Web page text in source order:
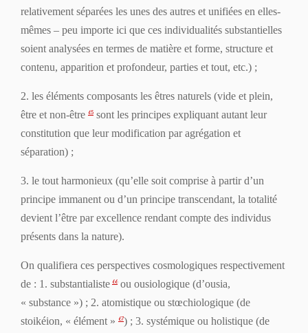
relativement séparées les unes des autres et unifiées en elles-
mêmes – peu importe ici que ces individualités substantielles
soient analysées en termes de matière et forme, structure et
contenu, apparition et profondeur, parties et tout, etc.) ;
2. les éléments composants les êtres naturels (vide et plein,
être et non-être 65 sont les principes expliquant autant leur
constitution que leur modification par agrégation et
séparation) ;
3. le tout harmonieux (qu’elle soit comprise à partir d’un
principe immanent ou d’un principe transcendant, la totalité
devient l’être par excellence rendant compte des individus
présents dans la nature).
On qualifiera ces perspectives cosmologiques respectivement
de : 1. substantialiste 66ou ousiologique (d’ousia,
« substance ») ; 2. atomistique ou stœchiologique (de
stoikéion, « élément » 67) ; 3. systémique ou holistique (de